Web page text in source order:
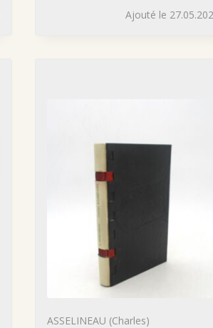
Ajouté le
ASSELINEAU (Charles)